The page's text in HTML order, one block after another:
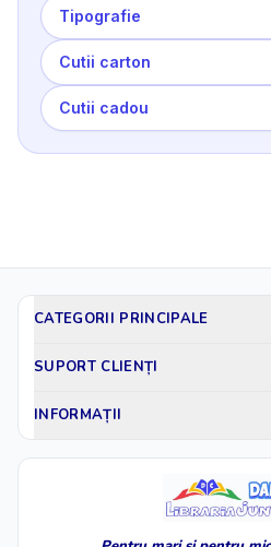
Tipografie
Cutii carton
Cutii cadou
CATEGORII PRINCIPALE
SUPORT CLIENȚI
INFORMAȚII